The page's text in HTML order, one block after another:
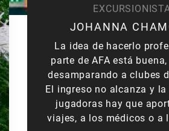
JOHANNA
La idea de hacerlo
parte de AFA está
desamparando a clubes
El ingreso no alcanza y
jugadoras hay que
viajes, a los médicos o a